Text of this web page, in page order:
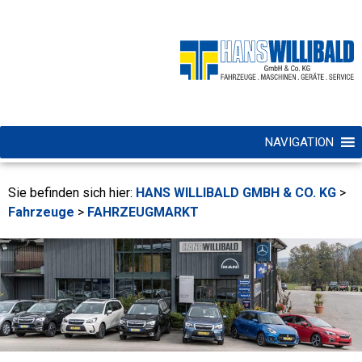
NAVIGATION
Sie befinden sich hier: HANS WILLIBALD GMBH & CO. KG >
Fahrzeuge > FAHRZEUGMARKT